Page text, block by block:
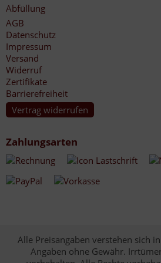
Abfüllung
AGB
Datenschutz
Impressum
Versand
Widerruf
Zertifikate
Barrierefreiheit
Vertrag widerrufen
Zahlungsarten
Alle Preisangaben verstehen sich
Angaben ohne Gewähr.